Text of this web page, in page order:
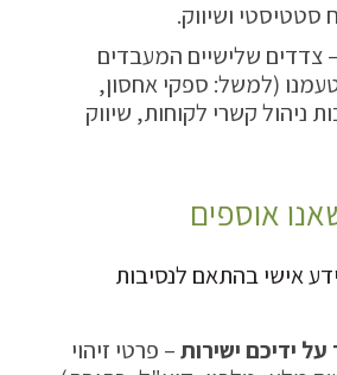
סטטיסטי ושיווק.
צדדים שלישיים המעבדים
(למשל: ספקי אחסון,
ניהול קשרי לקוחות, שיווק
אוספים
אישי בהתאם לנסיבות
ידיכם ישירות– פרטי זיהוי